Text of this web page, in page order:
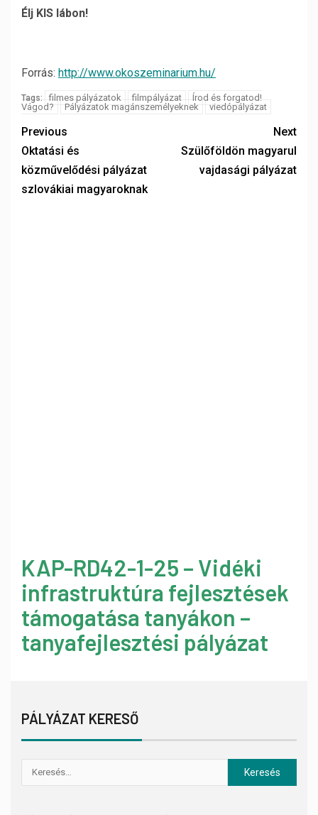
Élj KIS lábon!
Forrás: http://www.okoszeminarium.hu/
Tags: filmes pályázatok filmpályázat
Írod és forgatod!
Vágod?
Pályázatok magánszemélyeknek viedópályázat
Previous
Oktatási és
közművelődési pályázat
szlovákiai magyaroknak
Next
Szülőföldön magyarul
vajdasági pályázat
KAP-RD42-1-25 – Vidéki
infrastruktúra fejlesztések
támogatása tanyákon –
tanyafejlesztési pályázat
PÁLYÁZAT KERESŐ